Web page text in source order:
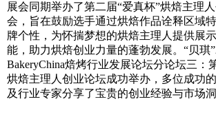
展会同期举办了第二届“爱真杯”烘焙主理
会，旨在鼓励选手通过烘焙作品诠释区域
牌个性，为怀揣梦想的烘焙主理人提供展
能，助力烘焙创业力量的蓬勃发展。“贝琪
BakeryChina焙烤行业发展论坛分论坛三：
烘焙主理人创业论坛成功举办，多位成功
及行业专家分享了宝贵的创业经验与市场洞